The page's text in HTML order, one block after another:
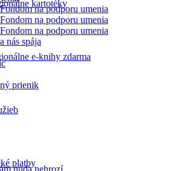
kartotéky
e-knihy zdarma
platby